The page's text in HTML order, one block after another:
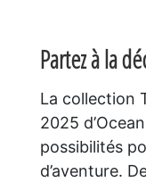
Partez à la
La collection
2025
possibilités
d’aventure.